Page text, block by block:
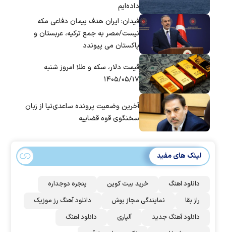
داده‌ایم
فیدان: ایران هدف پیمان دفاعی مکه
نیست/مصر به جمع ترکیه، عربستان و
پاکستان می پیوندد
قیمت دلار، سکه و طلا امروز شنبه
۱۴۰۵/۰۵/۱۷
آخرین وضعیت پرونده ساعدی‌نیا از زبان
سخنگوی قوه قضاییه
لینک های مفید
دانلود اهنگ خرید بیت کوین
پنجره دوجداره
راز بقا
نمایندگی مجاز بوش
دانلود آهنگ رز‌ موزیک
دانلود آهنگ جدید
آلپاری
دانلود اهنگ